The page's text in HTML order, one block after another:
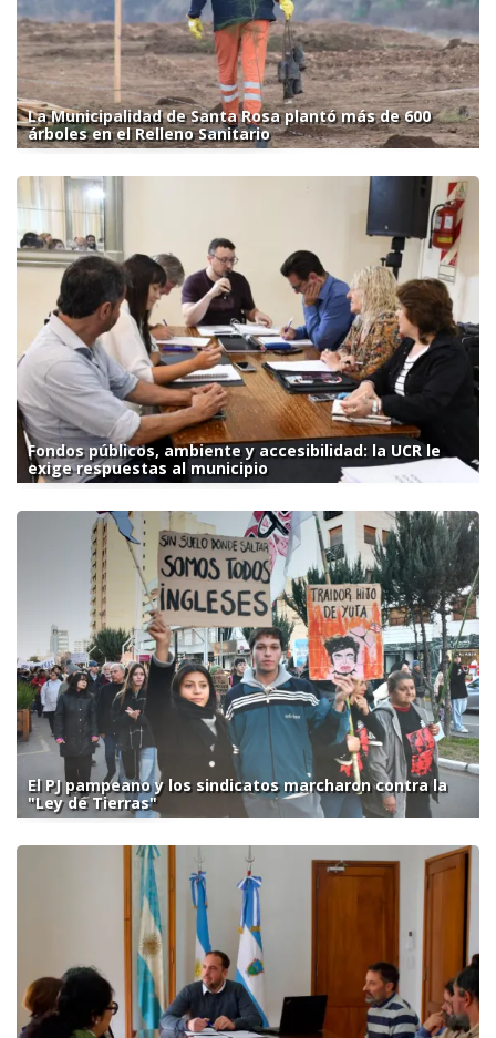
La Municipalidad de Santa Rosa plantó más de 600
árboles en el Relleno Sanitario
Fondos públicos, ambiente y accesibilidad: la UCR le
exige respuestas al municipio
El PJ pampeano y los sindicatos marcharon contra la
"Ley de Tierras"